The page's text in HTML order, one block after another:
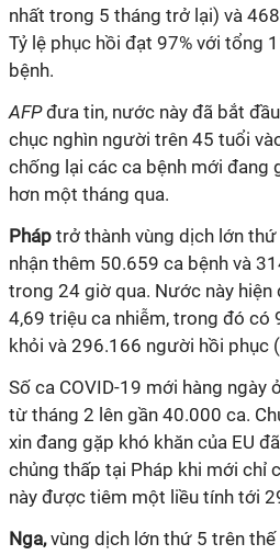
nhất trong 5 tháng trở lại) và
Tỷ lệ phục hồi đạt 97% với tổng
bệnh.
AFPđưa tin, nước này đã bắt
chục nghìn người trên 45 tuổi
chống lại các ca bệnh mới đang
hơn một tháng qua.
Pháp trở thành vùng dịch lớn
nhận thêm 50.659 ca bệnh và
trong 24 giờ qua. Nước này
4,69 triệu ca nhiễm, trong đó
khỏi và 296.166 người hồi phục
Số ca COVID-19 mới hàng ngày
từ tháng 2 lên gần 40.000 ca.
xin đang gặp khó khăn của EU
chủng thấp tại Pháp khi mới chỉ
này được tiêm một liều tính tới
Nga,vùng dịch lớn thứ 5 trên